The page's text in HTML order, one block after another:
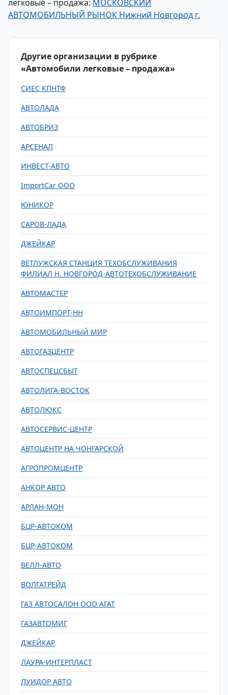
легковые – продажа: МОСКОВСКИЙ
АВТОМОБИЛЬНЫЙ РЫНОК Нижний Новгород г.
Другие организации в рубрике
«Автомобили легковые – продажа»
СИЕС КПНТФ
АВТОЛАДА
АВТОБРИЗ
АРСЕНАЛ
ИНВЕСТ-АВТО
ImportCar ООО
ЮНИКОР
САРОВ-ЛАДА
ДЖЕЙКАР
ВЕТЛУЖСКАЯ СТАНЦИЯ ТЕХОБСЛУЖИВАНИЯ
ФИЛИАЛ Н. НОВГОРОД-АВТОТЕХОБСЛУЖИВАНИЕ
АВТОМАСТЕР
АВТОИМПОРТ-НН
АВТОМОБИЛЬНЫЙ МИР
АВТОГАЗЦЕНТР
АВТОСПЕЦСБЫТ
АВТОЛИГА-ВОСТОК
АВТОЛЮКС
АВТОСЕРВИС-ЦЕНТР
АВТОЦЕНТР НА ЧОНГАРСКОЙ
АГРОПРОМЦЕНТР
АНКОР АВТО
АРЛАН-МОН
БЦР-АВТОКОМ
БЦР-АВТОКОМ
ВЕЛЛ-АВТО
ВОЛГАТРЕЙД
ГАЗ АВТОСАЛОН ООО АГАТ
ГАЗАВТОМИГ
ДЖЕЙКАР
ЛАУРА-ИНТЕРПЛАСТ
ЛУИДОР АВТО